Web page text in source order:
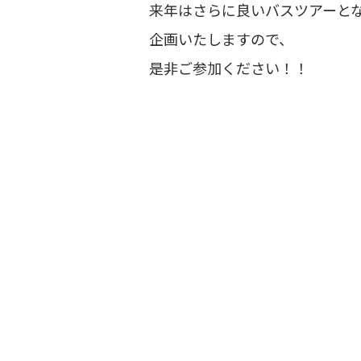
来年はさらに良いバスツアーと
企画いたしますので、
是非ご参加ください！！